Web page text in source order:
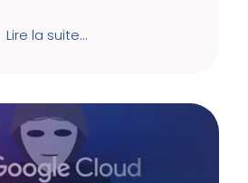
Lire la suite…